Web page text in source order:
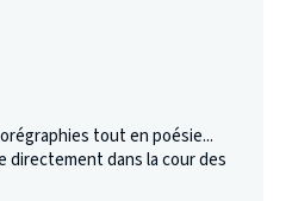
tout en poésie...
directement dans la cour des